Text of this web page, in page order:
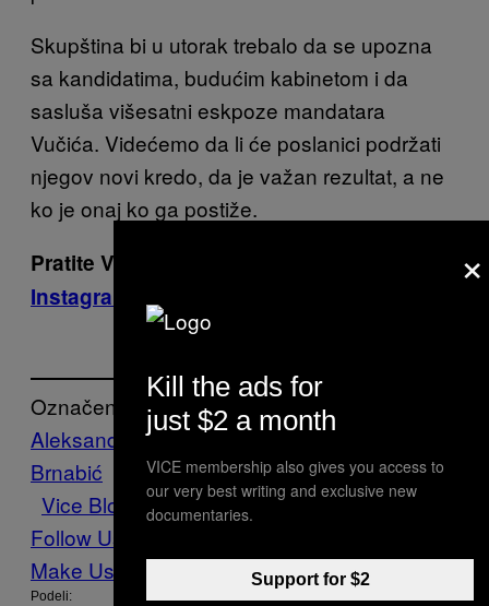
Skupština bi u utorak trebalo da se upozna
sa kandidatima, budućim kabinetom i da
sasluša višesatni eskpoze mandatara
Vučića. Videćemo da li će poslanici podržati
njegov novi kredo, da je važan rezultat, a ne
ko je onaj ko ga postiže.
Pratite VICE na
Instagramu
Označeno:
Aleksandar Vucic Ana
Brnabić
LGBT+ ministri politika Skupština
Vice Blog
vláda гей
Follow Us On Discover
Make Us Preferred In Top Stories
Podeli:
×
Kill the ads for
just $2 a month
VICE membership also gives you access to
our very best writing and exclusive new
documentaries.
Support for $2